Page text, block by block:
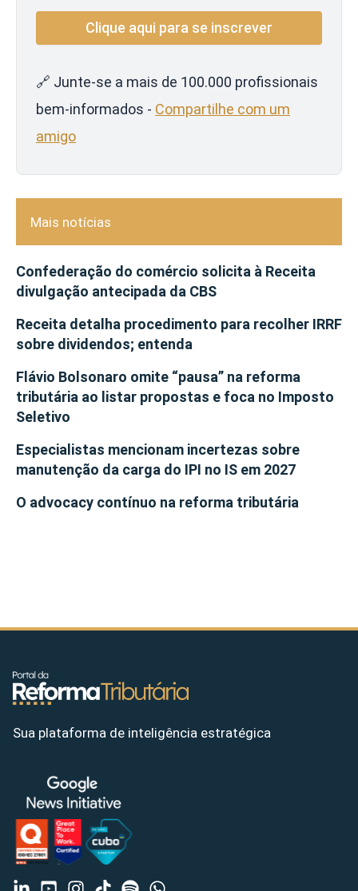
🔗 Junte-se a mais de 100.000 profissionais
bem-informados - Compartilhe com um
amigo
Mais notícias
Confederação do comércio solicita à Receita
divulgação antecipada da CBS
Receita detalha procedimento para recolher IRRF
sobre dividendos; entenda
Flávio Bolsonaro omite “pausa” na reforma
tributária ao listar propostas e foca no Imposto
Seletivo
Especialistas mencionam incertezas sobre
manutenção da carga do IPI no IS em 2027
O advocacy contínuo na reforma tributária
Sua plataforma de inteligência estratégica